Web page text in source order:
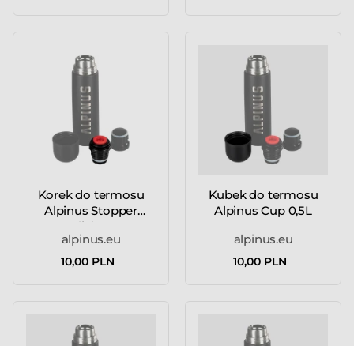
Korek do termosu
Alpinus Stopper
"Click" 1...
alpinus.eu
10,00 PLN
Kubek do termosu
Alpinus Cup 0,5L
alpinus.eu
10,00 PLN